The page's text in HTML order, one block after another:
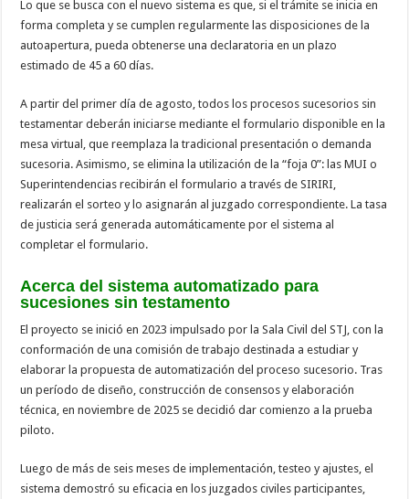
Lo que se busca con el nuevo sistema es que, si el trámite se inicia en
forma completa y se cumplen regularmente las disposiciones de la
autoapertura, pueda obtenerse una declaratoria en un plazo
estimado de 45 a 60 días.
A partir del primer día de agosto, todos los procesos sucesorios sin
testamentar deberán iniciarse mediante el formulario disponible en la
mesa virtual, que reemplaza la tradicional presentación o demanda
sucesoria. Asimismo, se elimina la utilización de la “foja 0”: las MUI o
Superintendencias recibirán el formulario a través de SIRIRI,
realizarán el sorteo y lo asignarán al juzgado correspondiente. La tasa
de justicia será generada automáticamente por el sistema al
completar el formulario.
Acerca del sistema automatizado para
sucesiones sin testamento
El proyecto se inició en 2023 impulsado por la Sala Civil del STJ, con la
conformación de una comisión de trabajo destinada a estudiar y
elaborar la propuesta de automatización del proceso sucesorio. Tras
un período de diseño, construcción de consensos y elaboración
técnica, en noviembre de 2025 se decidió dar comienzo a la prueba
piloto.
Luego de más de seis meses de implementación, testeo y ajustes, el
sistema demostró su eficacia en los juzgados civiles participantes,